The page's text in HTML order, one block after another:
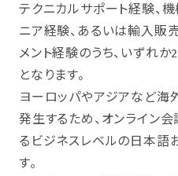
テクニカルサポート経験、
ニア経験、あるいは輸入販
メント経験のうち、いずれ
となります。
ヨーロッパやアジアなど
発生するため、オンライン
るビジネスレベルの日本語
す。